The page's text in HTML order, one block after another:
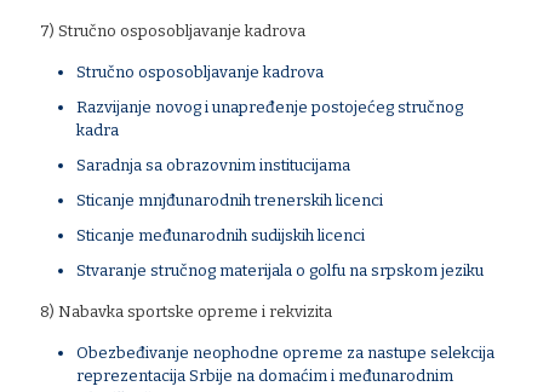
7) Stručno osposobljavanje kadrova
Stručno osposobljavanje kadrova
Razvijanje novog i unapređenje postojećeg stručnog
kadra
Saradnja sa obrazovnim institucijama
Sticanje mnjđunarodnih trenerskih licenci
Sticanje međunarodnih sudijskih licenci
Stvaranje stručnog materijala o golfu na srpskom jeziku
8) Nabavka sportske opreme i rekvizita
Obezbeđivanje neophodne opreme za nastupe selekcija
reprezentacija Srbije na domaćim i međunarodnim